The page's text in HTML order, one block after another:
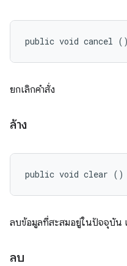
public void cancel ()
ยกเลิกคําสั่ง
ล้าง
public void clear ()
ลบข้อมูลที่สะสมอยู่ในปัจจุบัน
ลบ